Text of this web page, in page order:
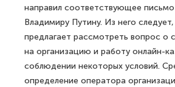
направил соответствующее письмо
Владимиру Путину. Из него
предлагает рассмотреть вопрос о
на организацию и работу онлайн-
соблюдении некоторых условий.
определение оператора